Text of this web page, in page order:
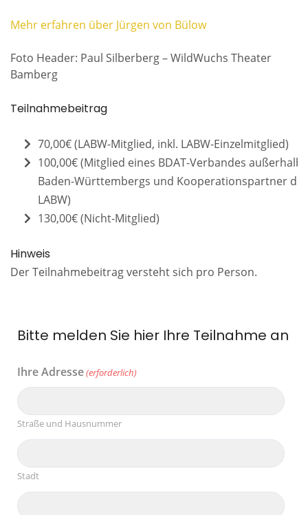
Mehr erfahren über Jürgen von Bülow
Foto Header: Paul Silberberg – WildWuchs Theater
Bamberg
Teilnahmebeitrag
70,00€ (LABW-Mitglied, inkl. LABW-Einzelmitglied)
100,00€ (Mitglied eines BDAT-Verbandes außerhalb
Baden-Württembergs und Kooperationspartner des
LABW)
130,00€ (Nicht-Mitglied)
Hinweis
Der Teilnahmebeitrag versteht sich pro Person.
Bitte melden Sie hier Ihre Teilnahme an
Ihre Adresse(erforderlich)
Straße und Hausnummer
Stadt